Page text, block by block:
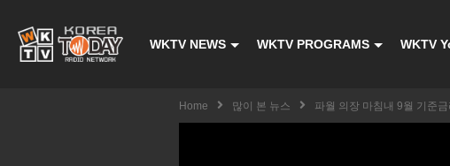
WKTV NEWS WKTV PROGRAMS WKTV
Home 많이 본 뉴스 파월 의장 마침내 9월 기준